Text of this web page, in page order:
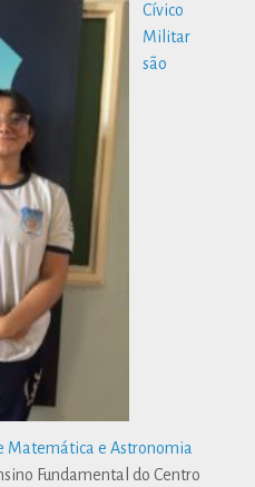
Cívico
Militar
são
Matemática e Astronomia
Fundamental do Centro